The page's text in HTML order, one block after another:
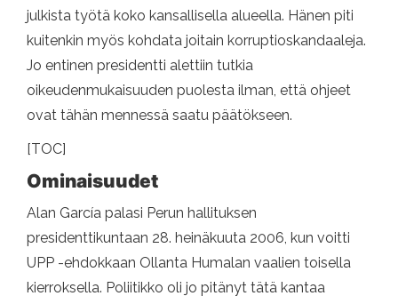
julkista työtä koko kansallisella alueella. Hänen piti
kuitenkin myös kohdata joitain korruptioskandaaleja.
Jo entinen presidentti alettiin tutkia
oikeudenmukaisuuden puolesta ilman, että ohjeet
ovat tähän mennessä saatu päätökseen.
[TOC]
Ominaisuudet
Alan García palasi Perun hallituksen
presidenttikuntaan 28. heinäkuuta 2006, kun voitti
UPP -ehdokkaan Ollanta Humalan vaalien toisella
kierroksella. Poliitikko oli jo pitänyt tätä kantaa